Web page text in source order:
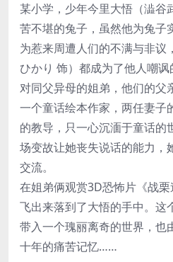
某小学，少年今里大悟（澁谷
苦不堪的兔子，虽然他为兔子
为惹来周遭人们的不满与非议
ひかり 饰）都成为了他人嘲
对同父异母的姐弟，他们的父
一个童话绘本作家，两任妻子
的教导，只一心沉湎于童话的
场变故让她丧失说话的能力，
交流。
在姐弟俩观赏3D恐怖片《战
飞出来落到了大悟的手中。这
带入一个瑰丽离奇的世界，也
十年的痛苦记忆……